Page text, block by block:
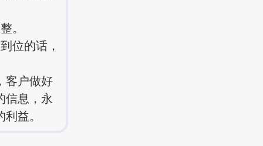
。
位的话，
户做好
信息，永
益。